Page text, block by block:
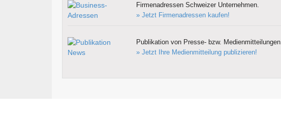
Firmenadressen Schweizer Unternehmen.
» Jetzt Firmenadressen kaufen!
Publikation von Presse- bzw. Medienmitteilungen.
» Jetzt Ihre Medienmitteilung publizieren!